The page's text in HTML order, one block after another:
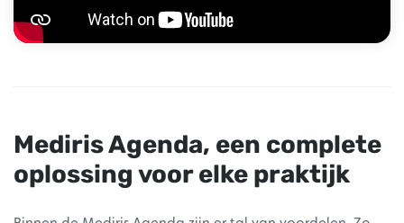
Mediris Agenda, een complete
oplossing voor elke praktijk